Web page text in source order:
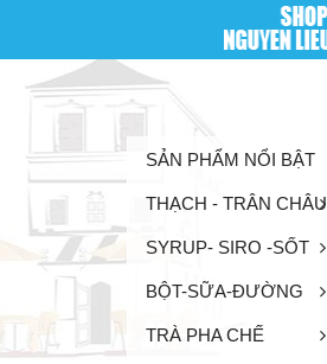
SẢN PHẨM NỔI BẬT
THẠCH - TRÂN CHÂU
SYRUP- SIRO -SỐT
BỘT-SỮA-ĐƯỜNG
TRÀ PHA CHẾ